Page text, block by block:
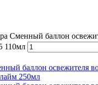
Сменный баллон
110мл